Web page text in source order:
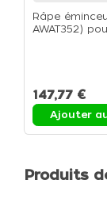
Râpe
AWAT352)
147,77 €
Ajouter
Produits